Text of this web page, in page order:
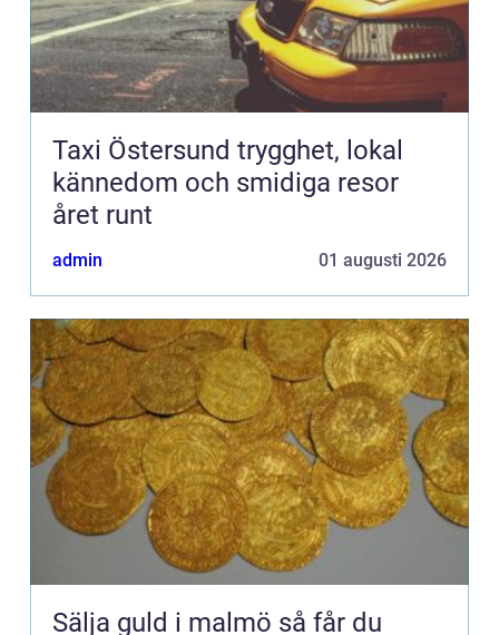
Taxi Östersund trygghet, lokal
kännedom och smidiga resor
året runt
admin 01 augusti 2026
Sälja guld i malmö så får du